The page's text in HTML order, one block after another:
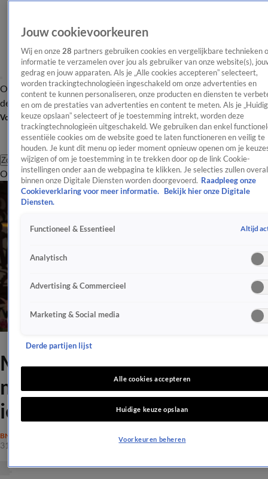
OverzichtAfleveringen Entertainment TV Algemeen
Tip
de redactieNieuwsbrief
Volg Shownieuws
Zoeken
OverzichtEntertainmentSpraakmakendRealityCrimeVideo's
Marianne Timmer had graag
moeder willen worden: 'Heb
iets door te geven'
BN'ERS
31 dec 2025, 19:59
Jouw cookievoorkeuren
Wij en onze 28 partners gebruiken cookies en vergelijkbare technieken
informatie te verzamelen over jou als gebruiker van onze website(s),
gedrag en jouw apparaten. Als je „Alle cookies accepteren” selecteert,
worden trackingtechnologieën ingeschakeld om onze advertenties en
content te kunnen personaliseren, onze producten en diensten te
en om de prestaties van advertenties en content te meten. Als je
keuze opslaan” selecteert of je toestemming intrekt, worden deze
trackingtechnologieën uitgeschakeld. We gebruiken dan enkel
essentiële cookies om de website goed te laten functioneren en veilig te
houden. Je kunt dit menu op ieder moment opnieuw openen om je
wijzigen of om je toestemming in te trekken door op de link Cookie-
instellingen onder aan de webpagina te klikken. Je selecties zullen overal
binnen onze Digitale Diensten worden doorgevoerd. Raadpleeg onze
Cookieverklaring voor meer informatie.
Bekijk hier onze Digitale
Diensten.
Functioneel & Essentieel Altijd
Analytisch
Advertising & Commercieel
Marketing & Social media
Derde partijen lijst
Alle cookies accepteren
Huidige keuze opslaan
Voorkeuren beheren